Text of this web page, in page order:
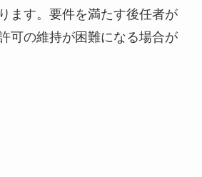
ます。要件を満たす後任者が
可の維持が困難になる場合が